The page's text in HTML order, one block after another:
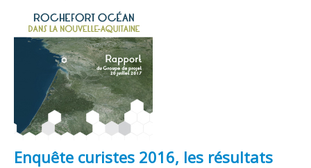
Enquête curistes 2016, les résultats